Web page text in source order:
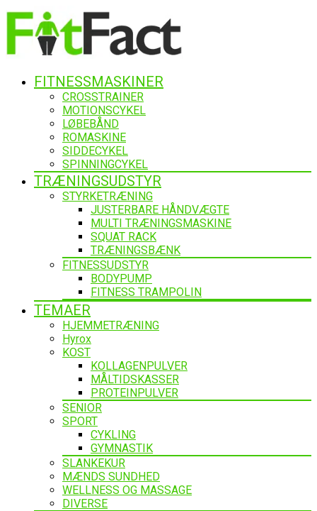
FITNESSMASKINER
CROSSTRAINER
MOTIONSCYKEL
LØBEBÅND
ROMASKINE
SIDDECYKEL
SPINNINGCYKEL
TRÆNINGSUDSTYR
STYRKETRÆNING
JUSTERBARE HÅNDVÆGTE
MULTI TRÆNINGSMASKINE
SQUAT RACK
TRÆNINGSBÆNK
FITNESSUDSTYR
BODYPUMP
FITNESS TRAMPOLIN
TEMAER
HJEMMETRÆNING
Hyrox
KOST
KOLLAGENPULVER
MÅLTIDSKASSER
PROTEINPULVER
SENIOR
SPORT
CYKLING
GYMNASTIK
SLANKEKUR
MÆNDS SUNDHED
WELLNESS OG MASSAGE
DIVERSE